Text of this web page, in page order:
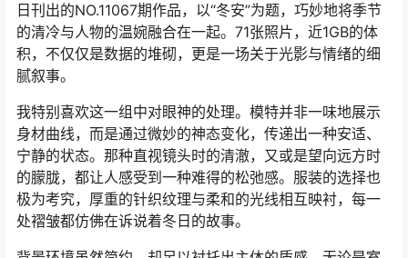
日刊出的NO.11067期作品，以“冬安”为题，巧妙地将季节
的清冷与人物的温婉融合在一起。71张照片，近1GB的体
积，不仅仅是数据的堆砌，更是一场关于光影与情绪的细
腻叙事。
我特别喜欢这一组中对眼神的处理。模特并非一味地展示
身材曲线，而是通过微妙的神态变化，传递出一种安适、
宁静的状态。那种直视镜头时的清澈，又或是望向远方时
的朦胧，都让人感受到一种难得的松弛感。服装的选择也
极为考究，厚重的针织纹理与柔和的光线相互映衬，每一
处褶皱都仿佛在诉说着冬日的故事。